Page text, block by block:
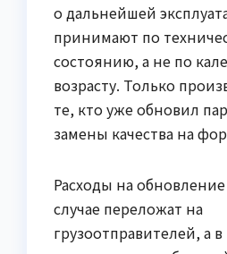
о дальнейшей
принимают по
состоянию, а не по
возрасту. Только
те, кто уже обновил
замены качества на
Расходы на
случае переложат на
грузоотправителей, а